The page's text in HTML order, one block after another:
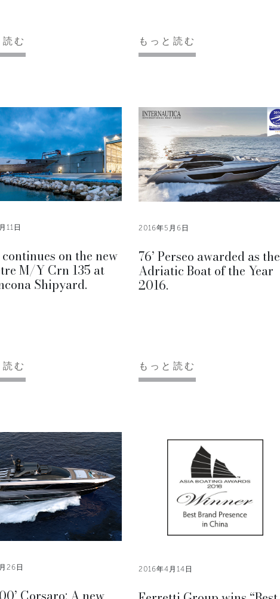
む もっと読む
11日
on the new
M/Y Crn 135 at
Shipyard.
む
2016年5月6日
76’ Perseo awarded as the
Adriatic Boat of the Year
2016.
もっと読む
26日 2016年4月14日